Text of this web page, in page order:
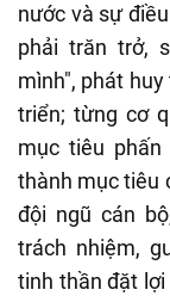
nước và sự
phải trăn trở,
mình", phát
triển; từng cơ
mục tiêu
thành mục tiêu
đội ngũ cán
trách nhiệm,
tinh thần đặt lợi